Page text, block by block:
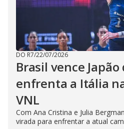
DO R7/22/07/2026
Brasil vence
enfrenta a Itália
VNL
Com Ana Cristina e Julia
virada para enfrentar a atual